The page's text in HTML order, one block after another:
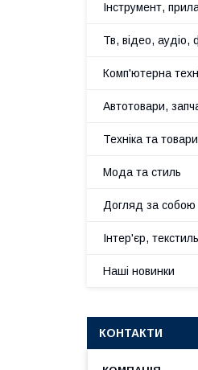
Інструмент,
Тв, відео, аудіо,
Комп'ютерна
Автотовари,
Техніка та
Мода та стиль
Догляд за
Інтер'єр,
Наші новинки
КОНТАКТИ